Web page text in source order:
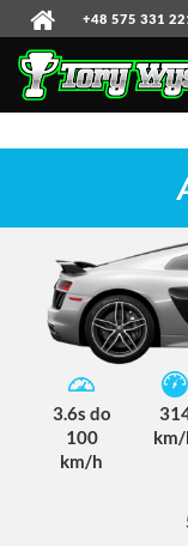
+48 575 331
3.6s do
100
km/h
km/